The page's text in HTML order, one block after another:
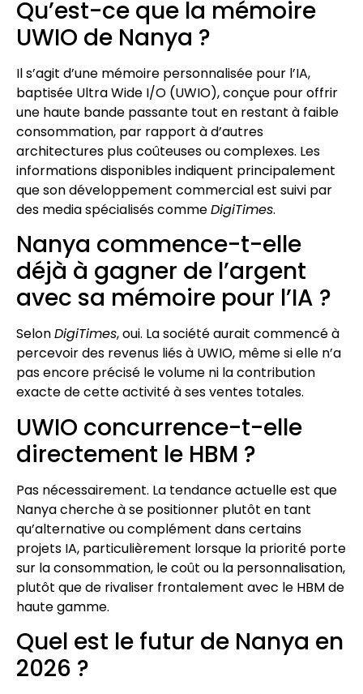
Qu’est-ce que la mémoire
UWIO de Nanya ?
Il s’agit d’une mémoire personnalisée pour l’IA,
baptisée Ultra Wide I/O (UWIO), conçue pour offrir
une haute bande passante tout en restant à faible
consommation, par rapport à d’autres
architectures plus coûteuses ou complexes. Les
informations disponibles indiquent principalement
que son développement commercial est suivi par
des media spécialisés commeDigiTimes.
Nanya commence-t-elle
déjà à gagner de l’argent
avec sa mémoire pour l’IA ?
SelonDigiTimes, oui. La société aurait commencé à
percevoir des revenus liés à UWIO, même si elle n’a
pas encore précisé le volume ni la contribution
exacte de cette activité à ses ventes totales.
UWIO concurrence-t-elle
directement le HBM ?
Pas nécessairement. La tendance actuelle est que
Nanya cherche à se positionner plutôt en tant
qu’alternative ou complément dans certains
projets IA, particulièrement lorsque la priorité porte
sur la consommation, le coût ou la personnalisation,
plutôt que de rivaliser frontalement avec le HBM de
haute gamme.
Quel est le futur de Nanya en
2026 ?